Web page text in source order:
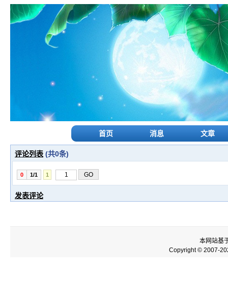
首页 消息 文章
评论列表 (共0条)
0 1/1 1
发表评论
本网站基
Copyright © 2007-